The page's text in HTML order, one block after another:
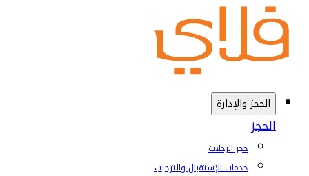
الحجز والإدارة
الحجز
حجز الرحلات
خدمات الإستقبال والترحيب